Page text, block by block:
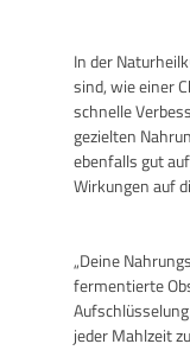
In der
sind, wie einer
schnelle
gezielten
ebenfalls gut
Wirkungen auf
„Deine
fermentierte
jeder Mahlzeit